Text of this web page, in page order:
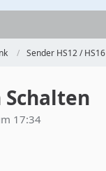
Sender HS12 / HS16
Schalten
17:34